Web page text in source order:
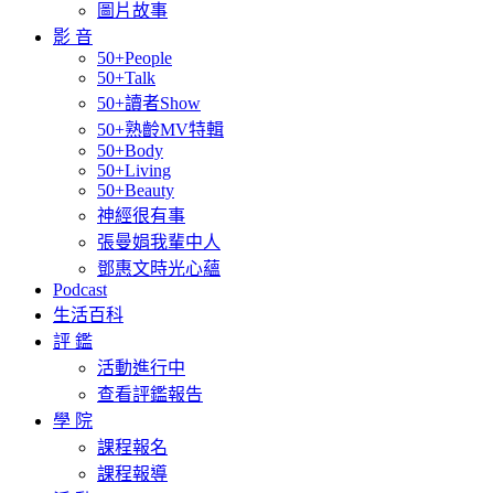
圖片故事
影 音
50+People
50+Talk
50+讀者Show
50+熟齡MV特輯
50+Body
50+Living
50+Beauty
神經很有事
張曼娟我輩中人
鄧惠文時光心蘊
Podcast
生活百科
評 鑑
活動進行中
查看評鑑報告
學 院
課程報名
課程報導